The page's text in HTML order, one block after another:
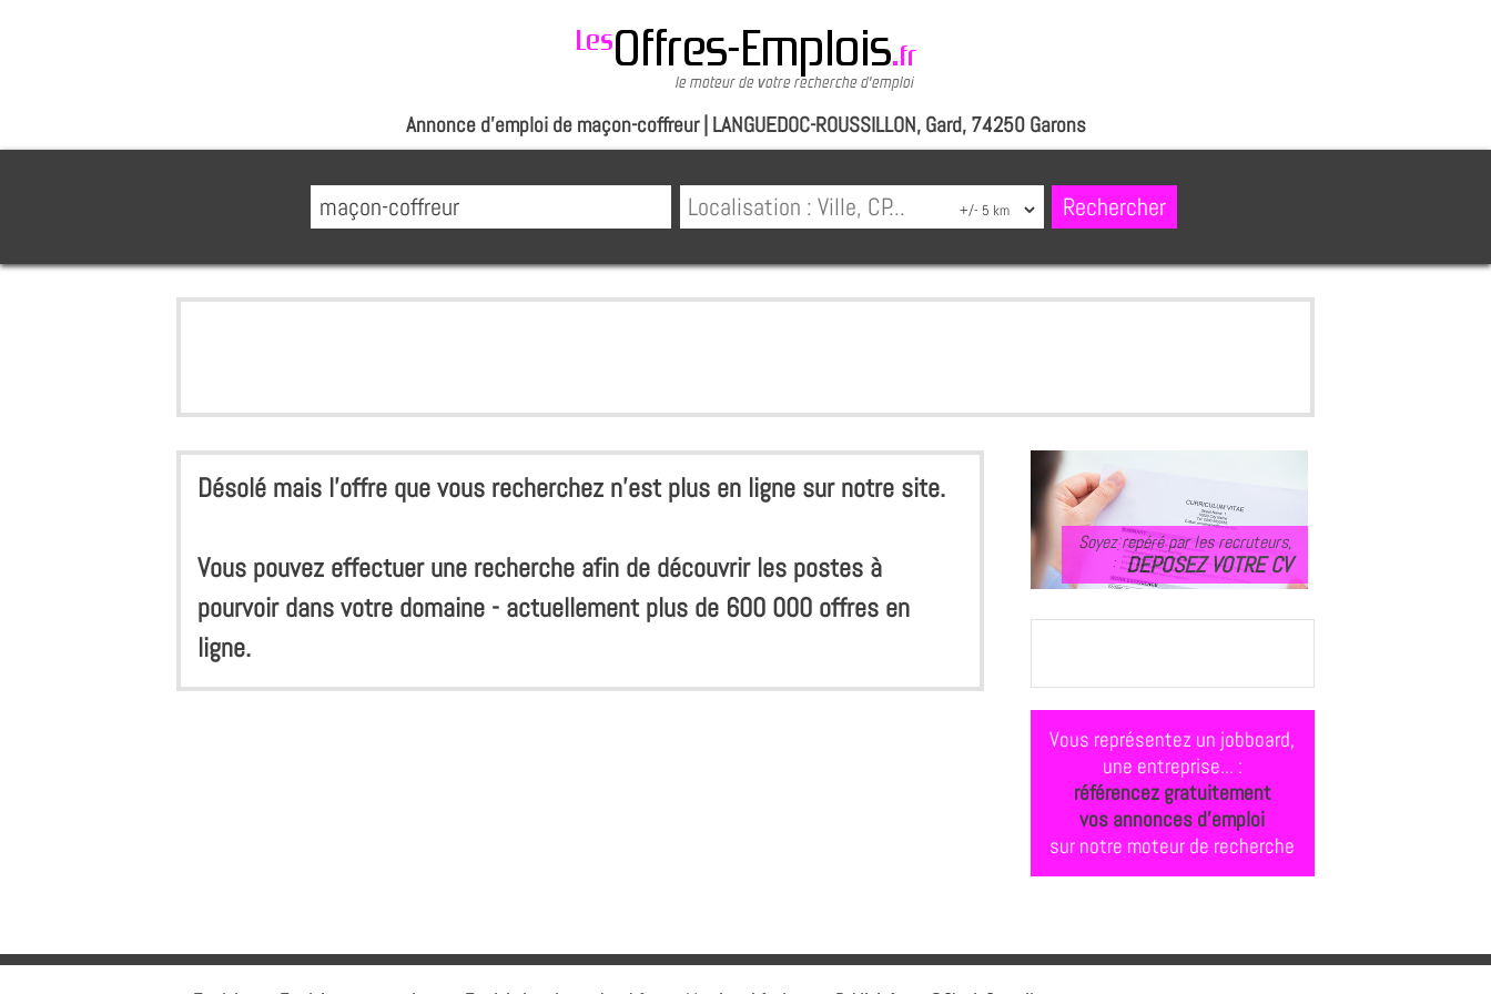
Annonce d'emploi de maçon-coffreur | LANGUEDOC-ROUSSILLON, Gard, 74250 Garons
Désolé mais l'offre que vous recherchez n'est plus en ligne sur notre site.
Vous pouvez effectuer une recherche afin de découvrir les postes à
pourvoir dans votre domaine - actuellement plus de 600 000 offres en
ligne.
Soyez repéré par les recruteurs,
DEPOSEZ VOTRE CV
Vous représentez un jobboard,
une entreprise... :
référencez gratuitement
vos annonces d'emploi
sur notre moteur de recherche